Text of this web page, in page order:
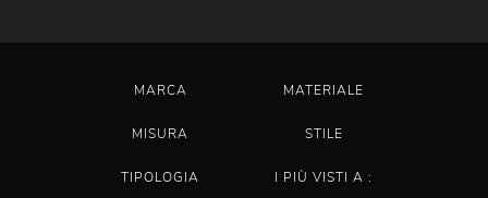
MARCA MATERIALE
MISURA STILE
TIPOLOGIA I PIÙ VISTI A :